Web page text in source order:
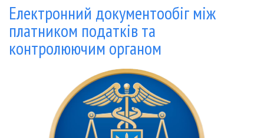
Електронний документообіг між
платником податків та
контролюючим органом